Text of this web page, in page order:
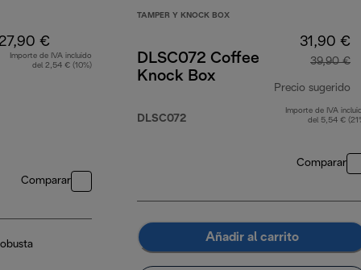
€
Importe de IVA incluido
del 2,54 € (10%)
Comparar
TAMPER Y KNOCK BOX
DLSC072 Coffee
Knock Box
DLSC072
31,90 €
39,90 €
Precio sugerido
Importe de IVA
del 5,54 €
Comparar
Añadir al carrito